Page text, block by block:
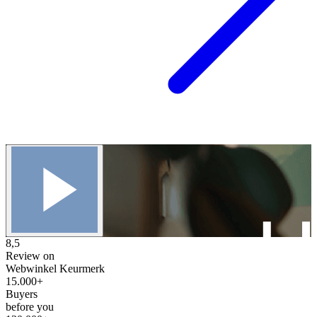
8,5
Review on
Webwinkel Keurmerk
15.000+
Buyers
before you